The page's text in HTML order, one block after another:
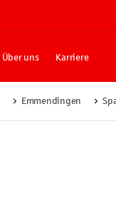
Über uns Karriere
Emmendingen